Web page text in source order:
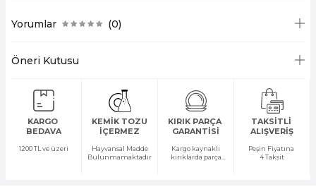
Yorumlar (0)
Öneri Kutusu
KARGO
BEDAVA
1200 TL ve üzeri
KEMİK TOZU
İÇERMEZ
Hayvansal Madde
Bulunmamaktadır
KIRIK PARÇA
GARANTİSİ
Kargo kaynaklı
kırıklarda parça
TAKSİTLİ
ALIŞVERİŞ
Peşin Fiyatına
4 Taksit